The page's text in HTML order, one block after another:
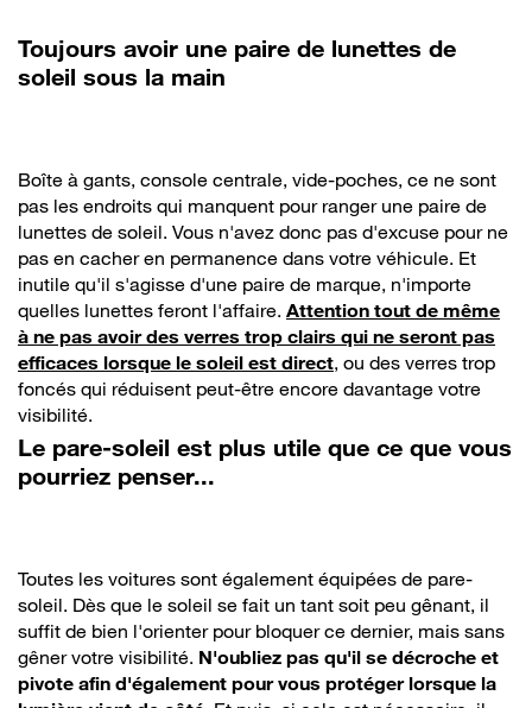
Toujours avoir une paire de lunettes de
soleil sous la main
Boîte à gants, console centrale, vide-poches, ce ne sont
pas les endroits qui manquent pour ranger une paire de
lunettes de soleil. Vous n'avez donc pas d'excuse pour ne
pas en cacher en permanence dans votre véhicule. Et
inutile qu'il s'agisse d'une paire de marque, n'importe
quelles lunettes feront l'affaire. Attention tout de même
à ne pas avoir des verres trop clairs qui ne seront pas
efficaces lorsque le soleil est direct, ou des verres trop
foncés qui réduisent peut-être encore davantage votre
visibilité.
Le pare-soleil est plus utile que ce que vous
pourriez penser...
Toutes les voitures sont également équipées de pare-
soleil. Dès que le soleil se fait un tant soit peu gênant, il
suffit de bien l'orienter pour bloquer ce dernier, mais sans
gêner votre visibilité. N'oubliez pas qu'il se décroche et
pivote afin d'également pour vous protéger lorsque la